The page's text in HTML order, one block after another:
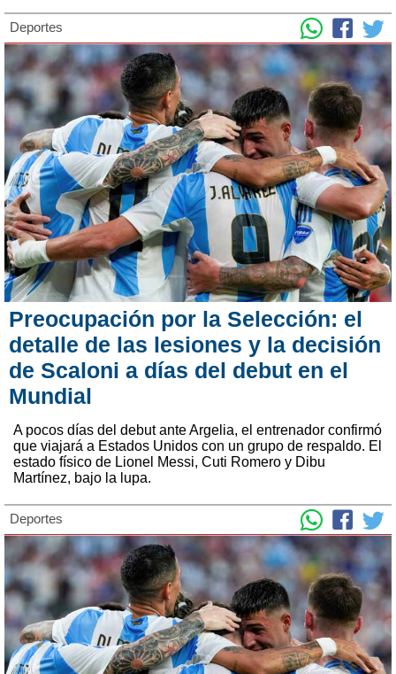
Deportes
Preocupación por la Selección: el
detalle de las lesiones y la decisión
de Scaloni a días del debut en el
Mundial
A pocos días del debut ante Argelia, el entrenador confirmó
que viajará a Estados Unidos con un grupo de respaldo. El
estado físico de Lionel Messi, Cuti Romero y Dibu
Martínez, bajo la lupa.
Deportes